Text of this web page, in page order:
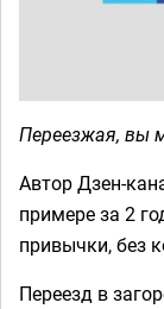
Переезжая, вы
Автор Дзен-
примере за 2
привычки, без
Переезд в